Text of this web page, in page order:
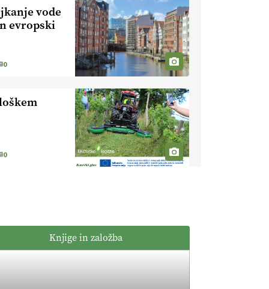
UKRAJINA vs.
EVROPA
EKOloško =
logično: ekološka
kmetija B'ZGAR
EKOloško =
logično: ekološka
kmetija PR'
RAKARI
EKOloško =
logično:
STROKOVNA
OKROGLA MIZA
BOZOVIČAR
logično: kmetija
SADONIK
vode
evropski
0
0
Knjige in založba